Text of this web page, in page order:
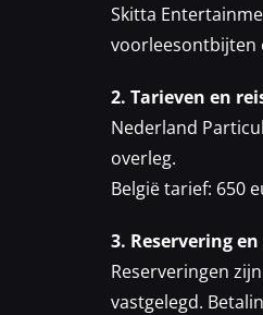
Skitta
voorleesontbijten
2. Tarieven en
Nederland
overleg.
België tarief: 650
3. Reservering
Reserveringen
vastgelegd.